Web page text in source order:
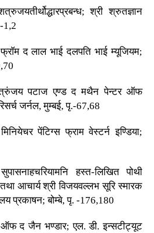
श्री श्रुतज्ञान
1,2
द लाल भाई दलपति भाई म्यूजियम;
पटाज एण्ड द मथैन पेन्टर ऑफ
जर्नल, मुम्बई, पृ.-67,68
पेंटिग्स फ्राम वेस्टर्न इण्डिया;
हस्त-लिखित पोथी
आचार्य श्री विजयवल्लभ सूरि स्मारक
प्रकाषन; बोम्बे, पृ. -176,180
द जैन भण्डार; एल. डी. इन्सटीट्यूट